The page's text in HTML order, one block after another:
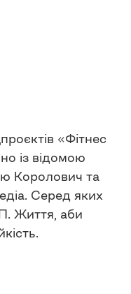
«Фітнес
із відомою
Королович та
Серед яких
Життя, аби